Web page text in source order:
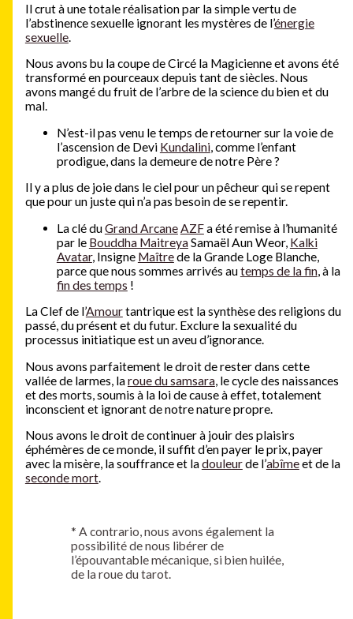
Il crut à une totale réalisation par la simple vertu de
l’abstinence sexuelle ignorant les mystères de l’énergie
sexuelle.
Nous avons bu la coupe de Circé la Magicienne et avons été
transformé en pourceaux depuis tant de siècles. Nous
avons mangé du fruit de l’arbre de la science du bien et du
mal.
N’est-il pas venu le temps de retourner sur la voie de
l’ascension de Devi Kundalini, comme l’enfant
prodigue, dans la demeure de notre Père ?
Il y a plus de joie dans le ciel pour un pêcheur qui se repent
que pour un juste qui n’a pas besoin de se repentir.
La clé duGrand ArcaneAZFa été remise à l’humanité
par le Bouddha MaitreyaSamaël Aun Weor, Kalki
Avatar, Insigne Maîtrede la Grande Loge Blanche,
parce que nous sommes arrivés autemps de la fin, à la
fin des temps !
La Clef de l’Amourtantrique est la synthèse des religions du
passé, du présent et du futur. Exclure la sexualité du
processus initiatique est un aveu d’ignorance.
Nous avons parfaitement le droit de rester dans cette
vallée de larmes, laroue du samsara, le cycle des naissances
et des morts, soumis à la loi de cause à effet, totalement
inconscient et ignorant de notre nature propre.
Nous avons le droit de continuer à jouir des plaisirs
éphémères de ce monde, il suffit d’en payer le prix, payer
avec la misère, la souffrance et ladouleurde l’abîmeet de la
seconde mort.
* A contrario, nous avons également la
possibilité de nous libérer de
l’épouvantable mécanique, si bien huilée,
de la roue du tarot.